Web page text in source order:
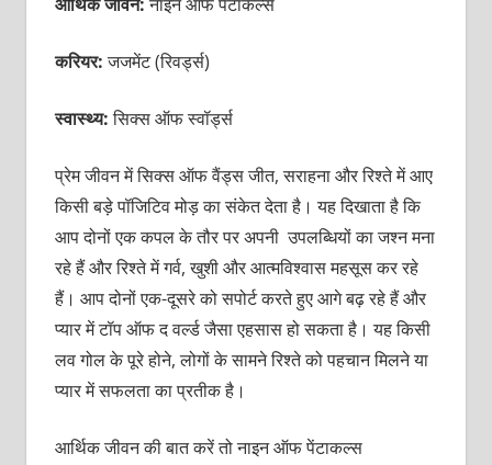
आर्थिक जीवन:नाइन ऑफ पेंटाकल्स
करियर:जजमेंट (रिवर्ड्स)
स्वास्थ्य:सिक्स ऑफ स्वॉर्ड्स
प्रेम जीवन में सिक्स ऑफ वैंड्स जीत, सराहना और रिश्ते में आए
किसी बड़े पॉजिटिव मोड़ का संकेत देता है। यह दिखाता है कि
आप दोनों एक कपल के तौर पर अपनी उपलब्धियों का जश्न मना
रहे हैं और रिश्ते में गर्व, खुशी और आत्मविश्वास महसूस कर रहे
हैं। आप दोनों एक-दूसरे को सपोर्ट करते हुए आगे बढ़ रहे हैं और
प्यार में टॉप ऑफ द वर्ल्ड जैसा एहसास हो सकता है। यह किसी
लव गोल के पूरे होने, लोगों के सामने रिश्ते को पहचान मिलने या
प्यार में सफलता का प्रतीक है।
आर्थिक जीवन की बात करें तो नाइन ऑफ पेंटाकल्स